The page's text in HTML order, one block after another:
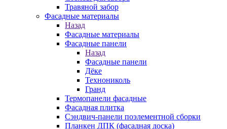
Травяной забор
Фасадные материалы
Назад
Фасадные материалы
Фасадные панели
Назад
Фасадные панели
Дёке
Технониколь
Гранд
Термопанели фасадные
Фасадная плитка
Сэндвич-панели поэлементной сборки
Планкен ДПК (фасадная доска)